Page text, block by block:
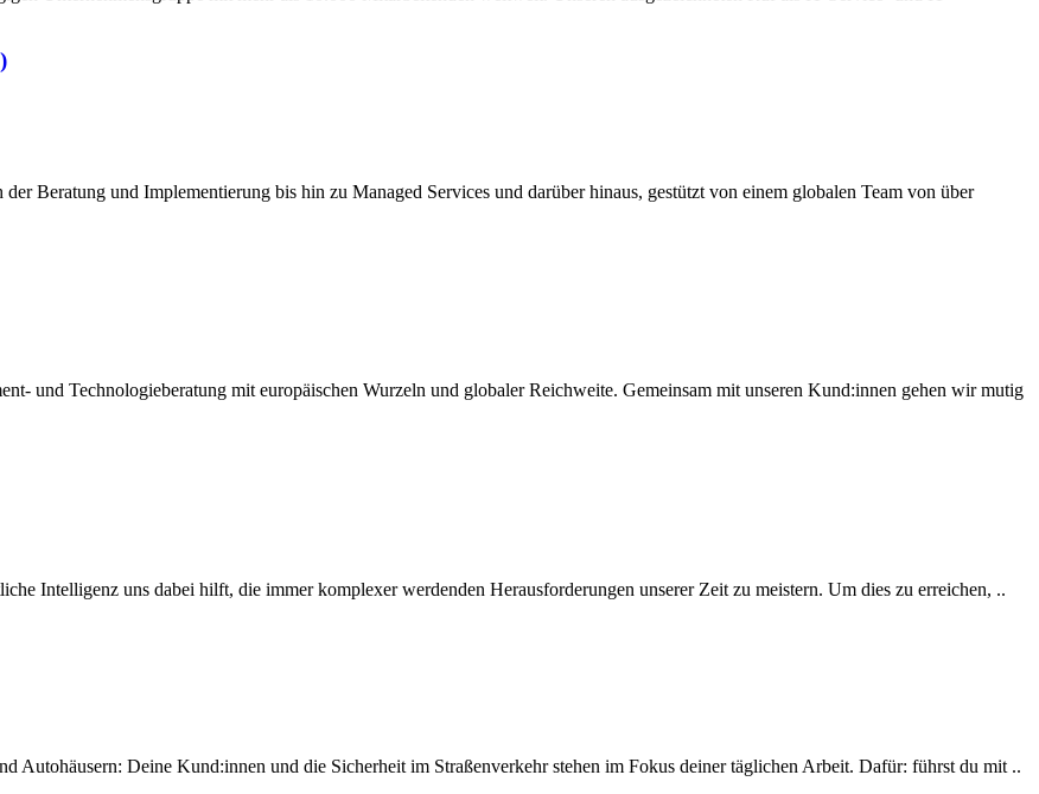
Beratung und Implementierung bis hin zu Managed Services und darüber hinaus, gestützt von einem globalen Team von über
und Technologieberatung mit europäischen Wurzeln und globaler Reichweite. Gemeinsam mit unseren Kund:innen gehen wir mutig
Intelligenz uns dabei hilft, die immer komplexer werdenden Herausforderungen unserer Zeit zu meistern. Um dies zu erreichen, ..
Autohäusern: Deine Kund:innen und die Sicherheit im Straßenverkehr stehen im Fokus deiner täglichen Arbeit. Dafür: führst du mit ..